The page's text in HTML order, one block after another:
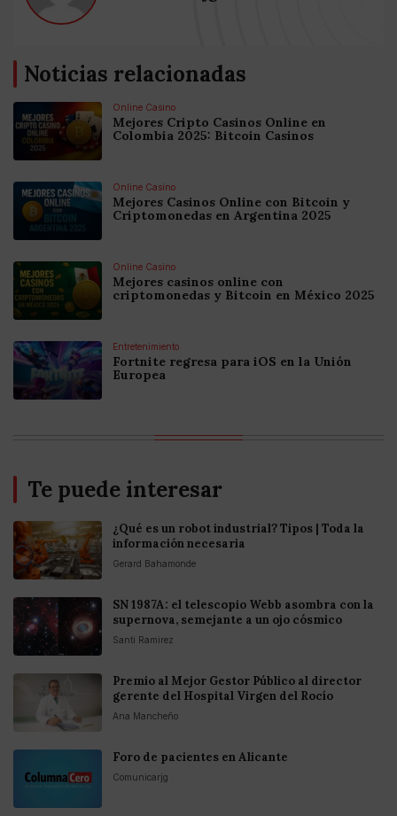
Noticias relacionadas
Online Casino
Mejores Cripto Casinos Online en
Colombia 2025: Bitcoin Casinos
Online Casino
Mejores Casinos Online con Bitcoin y
Criptomonedas en Argentina 2025
Online Casino
Mejores casinos online con
criptomonedas y Bitcoin en México 2025
Entretenimiento
Fortnite regresa para iOS en la Unión
Europea
Te puede interesar
¿Qué es un robot industrial? Tipos | Toda la
información necesaria
Gerard Bahamonde
SN 1987A: el telescopio Webb asombra con la
supernova, semejante a un ojo cósmico
Santi Ramirez
Premio al Mejor Gestor Público al director
gerente del Hospital Virgen del Rocío
Ana Mancheño
Foro de pacientes en Alicante
Comunicarjg